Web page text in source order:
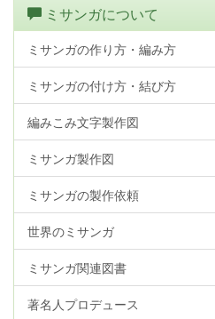
ミサンガについて
ミサンガの作り方・編み方
ミサンガの付け方・結び方
編みこみ文字製作図
ミサンガ製作図
ミサンガの製作依頼
世界のミサンガ
ミサンガ関連図書
著名人プロデュース